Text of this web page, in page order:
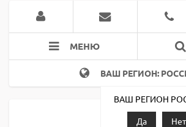
МЕНЮ
ВАШ РЕГИОН:
ВАШ РЕГИОН
Да
Нет